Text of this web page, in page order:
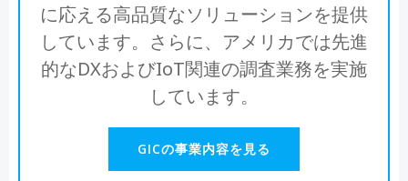
に応える高品質なソリューションを提供
しています。さらに、アメリカでは先進
的なDXおよびIoT関連の調査業務を実施
しています。
GICの事業内容を見る